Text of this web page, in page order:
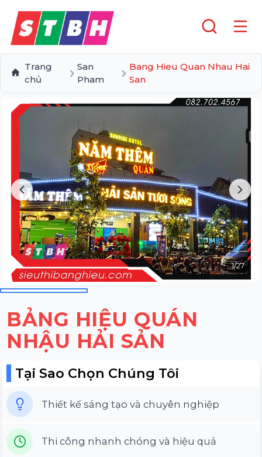
Trang
chủ
San
Pham
Bang Hieu Quan Nhau Hai
San
BẢNG HIỆU QUÁN
NHẬU HẢI SẢN
Tại Sao Chọn Chúng Tôi
Thiết kế sáng tạo và chuyên nghiệp
Thi công nhanh chóng và hiệu quả
1/27